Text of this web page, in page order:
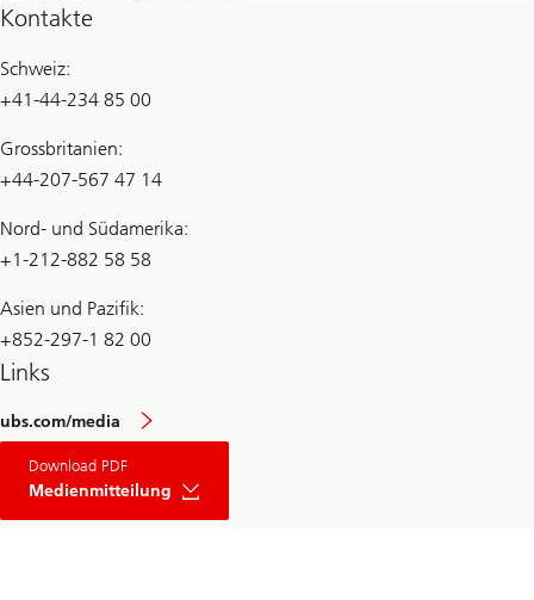
Kontakte
Schweiz:
+41-44-234 85 00
Grossbritanien:
+44-207-567 47 14
Nord- und Südamerika:
+1-212-882 58 58
Asien und Pazifik:
+852-297-1 82 00
Links
ubs.com/media
Download PDF
Medienmitteilung